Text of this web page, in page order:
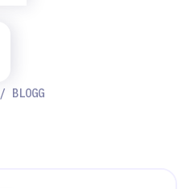
/ BLOGG